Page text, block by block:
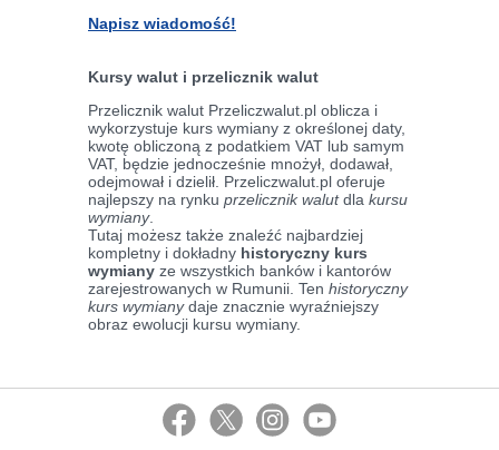
Napisz wiadomość!
Kursy walut i przelicznik walut
Przelicznik walut Przeliczwalut.pl oblicza i
wykorzystuje kurs wymiany z określonej daty,
kwotę obliczoną z podatkiem VAT lub samym
VAT, będzie jednocześnie mnożył, dodawał,
odejmował i dzielił. Przeliczwalut.pl oferuje
najlepszy na rynku przelicznik walutdla kursu
wymiany.
Tutaj możesz także znaleźć najbardziej
kompletny i dokładny historyczny kurs
wymiany ze wszystkich banków i kantorów
zarejestrowanych w Rumunii. Ten historyczny
kurs wymianydaje znacznie wyraźniejszy
obraz ewolucji kursu wymiany.